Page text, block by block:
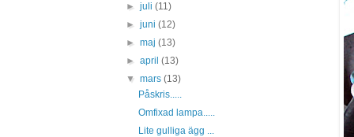
►juli(11)
►juni(12)
►maj(13)
►april(13)
▼mars(13)
Påskris.....
Omfixad lampa.....
Lite gulliga ägg ...